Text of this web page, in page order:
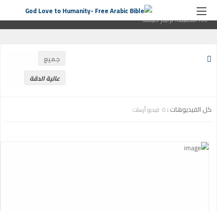
الصفحة الرئيسية ترانيم كنيسة التصنيف:ترانيم كنيسةصفحة
106التصنيف:
ترانيم كنيسة
جميع
عالية الدقة
كل الفيديوهات : 0 فيديو أرسلت